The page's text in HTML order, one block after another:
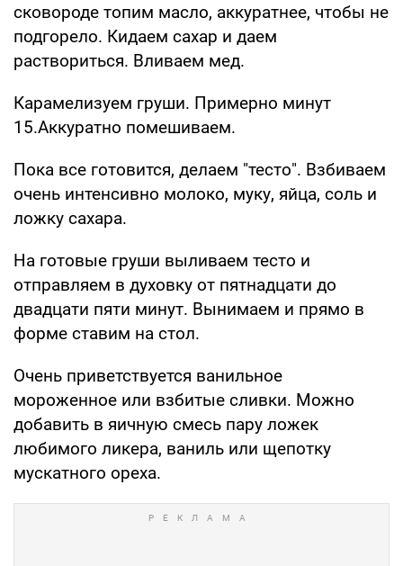
сковороде топим масло, аккуратнее, чтобы не
подгорело. Кидаем сахар и даем
раствориться. Вливаем мед.
Карамелизуем груши. Примерно минут
15.Аккуратно помешиваем.
Пока все готовится, делаем "тесто". Взбиваем
очень интенсивно молоко, муку, яйца, соль и
ложку сахара.
На готовые груши выливаем тесто и
отправляем в духовку от пятнадцати до
двадцати пяти минут. Вынимаем и прямо в
форме ставим на стол.
Очень приветствуется ванильное
мороженное или взбитые сливки. Можно
добавить в яичную смесь пару ложек
любимого ликера, ваниль или щепотку
мускатного ореха.